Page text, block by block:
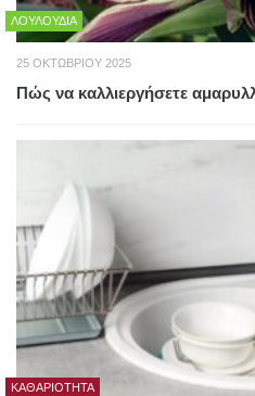
ΛΟΥΛΟΎΔΙΑ
25 ΟΚΤΩΒΡΊΟΥ 2025
Πώς να καλλιεργήσετε
ΚΑΘΑΡΙΌΤΗΤΑ